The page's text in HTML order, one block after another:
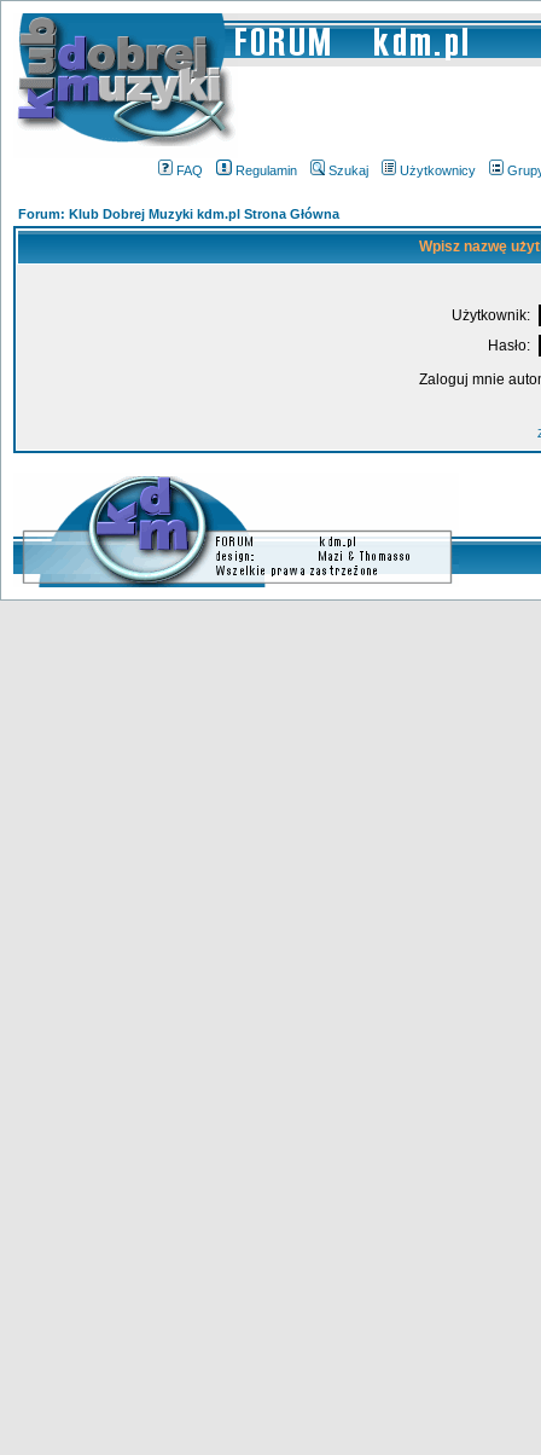
FAQ Regulamin Szukaj Użytkownicy
Forum: Klub Dobrej Muzyki kdm.pl Strona Główna
Wpisz nazwę
Użytkownik:
Hasło:
Zaloguj mnie